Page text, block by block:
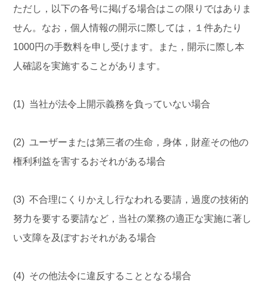
ただし，以下の各号に掲げる場合はこの限りではありま
せん。なお，個人情報の開示に際しては，１件あたり
1000円の手数料を申し受けます。また，開示に際し本
人確認を実施することがあります。
(1) 当社が法令上開示義務を負っていない場合
(2) ユーザーまたは第三者の生命，身体，財産その他の
権利利益を害するおそれがある場合
(3) 不合理にくりかえし行なわれる要請，過度の技術的
努力を要する要請など，当社の業務の適正な実施に著し
い支障を及ぼすおそれがある場合
(4) その他法令に違反することとなる場合